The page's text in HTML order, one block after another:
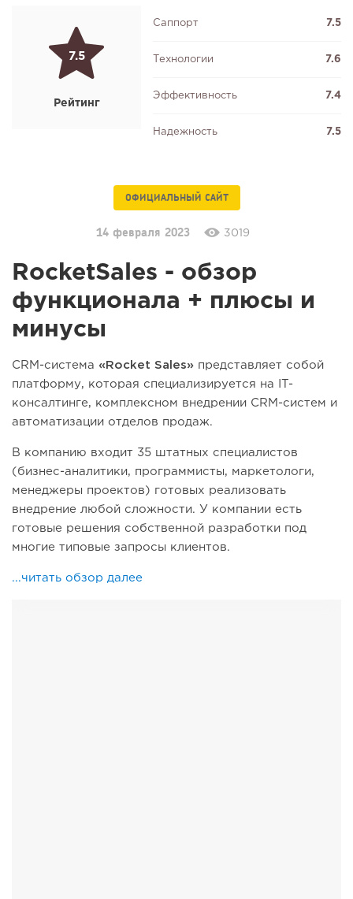
7.5
Рейтинг
Саппорт 7.5
Технологии 7.6
Эффективность 7.4
Надежность 7.5
ОФИЦИАЛЬНЫЙ САЙТ
14 февраля 2023 3019
RocketSales - обзор
функционала + плюсы и
минусы
CRM-система «Rocket Sales» представляет собой
платформу, которая специализируется на IT-
консалтинге, комплексном внедрении CRM-систем и
автоматизации отделов продаж.
В компанию входит 35 штатных специалистов
(бизнес-аналитики, программисты, маркетологи,
менеджеры проектов) готовых реализовать
внедрение любой сложности. У компании есть
готовые решения собственной разработки под
многие типовые запросы клиентов.
...читать обзор далее